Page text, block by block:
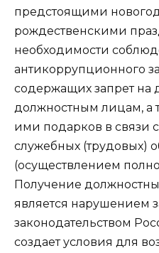
предстоящими
рождественскими
необходимости
антикоррупционного
содержащих запрет на
должностным лицам, а
ими подарков в связи
служебных (трудовых)
(осуществлением
Получение
является нарушением
законодательством
создает условия для